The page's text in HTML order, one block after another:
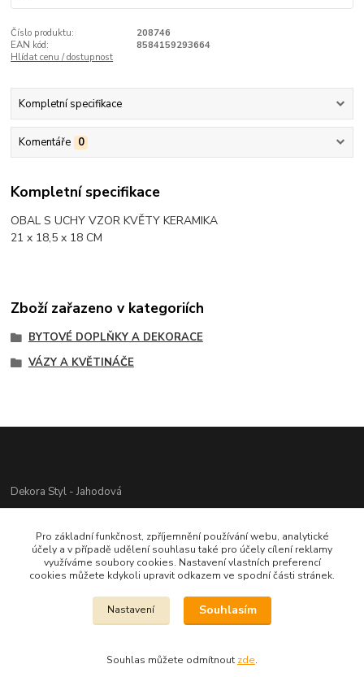
Číslo produktu:
208746
EAN kód:
8584159293664
Hlídat cenu / dostupnost
Kompletní specifikace
Komentáře 0
Kompletní specifikace
OBAL S UCHY VZOR KVĚTY KERAMIKA
21 x 18,5 x 18 CM
Zboží zařazeno v kategoriích
BYTOVÉ DOPLŇKY A DEKORACE
VÁZY A KVĚTINÁČE
Dekora Styl - Jahodová
721312944
info@zbozi-darky.cz
Pro základní funkčnost, zpříjemnění používání webu, analytické
účely a v případě udělení souhlasu také pro účely cílení reklamy
využíváme soubory cookies. Nastavení vlastních preferencí
cookies můžete kdykoli upravit odkazem ve spodní části stránek.
Nastavení Souhlasím
Souhlas můžete odmítnout zde.